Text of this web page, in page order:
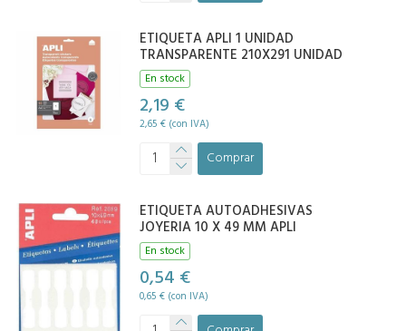
ETIQUETA APLI 1 UNIDAD
TRANSPARENTE 210X291 UNIDAD
En stock
2,19 €
2,65 € (con IVA)
Comprar
ETIQUETA AUTOADHESIVAS
JOYERIA 10 X 49 MM APLI
En stock
0,54 €
0,65 € (con IVA)